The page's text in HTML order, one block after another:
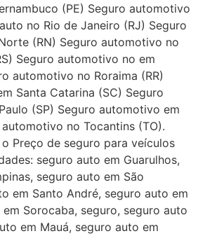
(PE) Seguro automotivo
no Rio de Janeiro (RJ) Seguro
(RN) Seguro automotivo no
Seguro automotivo no em
automotivo no Roraima (RR)
Santa Catarina (SC) Seguro
(SP) Seguro automotivo em
no Tocantins (TO).
Preço de seguro para veículos
seguro auto em Guarulhos,
seguro auto em São
em Santo André, seguro auto em
Sorocaba, seguro, seguro auto
em Mauá, seguro auto em